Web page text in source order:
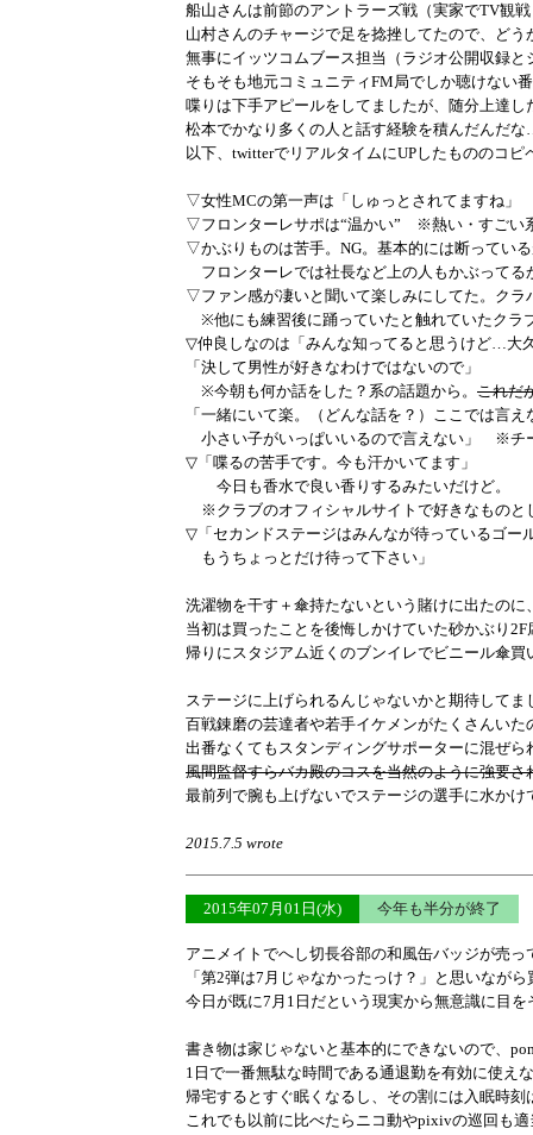
船山さんは前節のアントラーズ戦（実家でTV観
山村さんのチャージで足を捻挫してたので、ど
無事にイッツコムブース担当（ラジオ公開収録
そもそも地元コミュニティFM局でしか聴けない
喋りは下手アピールをしてましたが、随分上達し
松本でかなり多くの人と話す経験を積んだんだ
以下、twitterでリアルタイムにUPしたもののコ
▽女性MCの第一声は「しゅっとされてますね」
▽フロンターレサポは“温かい” ※熱い・すごい
▽かぶりものは苦手。NG。基本的には断ってい
フロンターレでは社長など上の人もかぶってる
▽ファン感が凄いと聞いて楽しみにしてた。クラ
※他にも練習後に踊っていたと触れていたクラ
▽仲良しなのは「みんな知ってると思うけど…大
「決して男性が好きなわけではないので」
※今朝も何か話をした？系の話題から。 これだ
「一緒にいて楽。（どんな話を？）ここでは言
小さい子がいっぱいいるので言えない」 ※チ
▽「喋るの苦手です。今も汗かいてます」
今日も香水で良い香りするみたいだけど。
※クラブのオフィシャルサイトで好きなものと
▽「セカンドステージはみんなが待っているゴー
もうちょっとだけ待って下さい」
洗濯物を干す＋傘持たないという賭けに出たのに
当初は買ったことを後悔しかけていた砂かぶり
帰りにスタジアム近くのブンイレでビニール傘買
ステージに上げられるんじゃないかと期待して
百戦錬磨の芸達者や若手イケメンがたくさんい
出番なくてもスタンディングサポーターに混ぜ
風間監督すらバカ殿のコスを当然のように強要さ
最前列で腕も上げないでステージの選手に水かけ
2015.7.5 wrote
2015年07月01日(水) 今年も半分が終了
アニメイトでへし切長谷部の和風缶バッジが売っ
「第2弾は7月じゃなかったっけ？」と思いなが
今日が既に7月1日だという現実から無意識に目
書き物は家じゃないと基本的にできないので、
1日で一番無駄な時間である通退勤を有効に使え
帰宅するとすぐ眠くなるし、その割には入眠時刻
これでも以前に比べたらニコ動やpixivの巡回も